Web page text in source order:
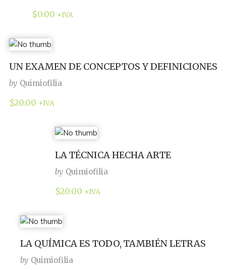
$0.00 +IVA
UN EXAMEN DE CONCEPTOS Y DEFINICIONES
by Quimiofilia
$20.00 +IVA
LA TÉCNICA HECHA ARTE
by Quimiofilia
$20.00 +IVA
LA QUÍMICA ES TODO, TAMBIÉN LETRAS
by Quimiofilia